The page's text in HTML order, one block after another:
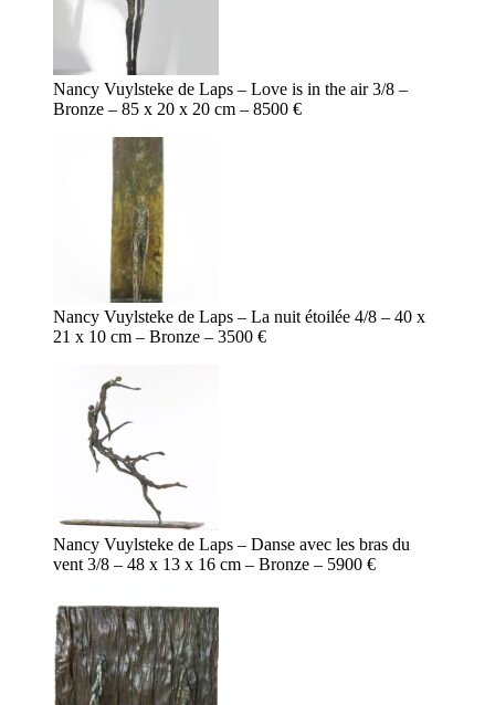
Nancy Vuylsteke de Laps – Love is in the air 3/8 –
Bronze – 85 x 20 x 20 cm – 8500 €
Nancy Vuylsteke de Laps – La nuit étoilée 4/8 – 40 x
21 x 10 cm – Bronze – 3500 €
Nancy Vuylsteke de Laps – Danse avec les bras du
vent 3/8 – 48 x 13 x 16 cm – Bronze – 5900 €